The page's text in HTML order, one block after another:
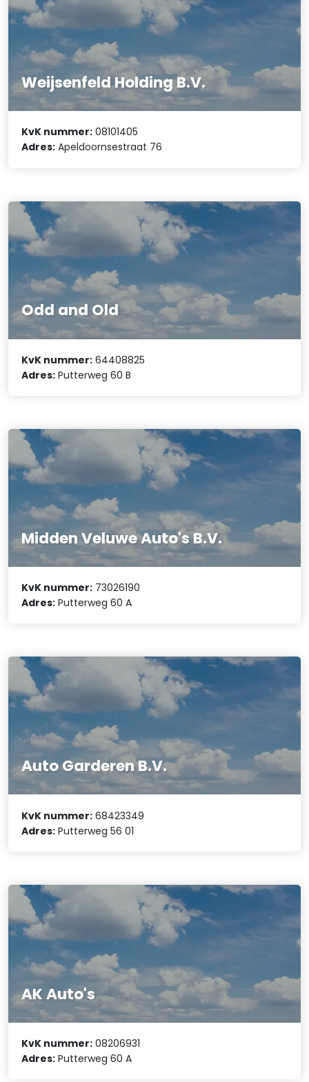
Weijsenfeld Holding B.V.
KvK nummer: 08101405
Adres: Apeldoornsestraat 76
Odd and Old
KvK nummer: 64408825
Adres: Putterweg 60 B
Midden Veluwe Auto's B.V.
KvK nummer: 73026190
Adres: Putterweg 60 A
Auto Garderen B.V.
KvK nummer: 68423349
Adres: Putterweg 56 01
AK Auto's
KvK nummer: 08206931
Adres: Putterweg 60 A